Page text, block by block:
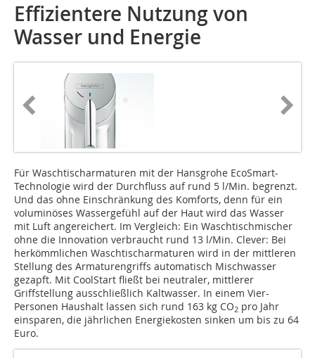
Effizientere Nutzung von
Wasser und Energie
Für Waschtischarmaturen mit der Hansgrohe EcoSmart-
Technologie wird der Durchfluss auf rund 5 l/Min. begrenzt.
Und das ohne Einschränkung des Komforts, denn für ein
voluminöses Wassergefühl auf der Haut wird das Wasser
mit Luft angereichert. Im Vergleich: Ein Waschtischmischer
ohne die Innovation verbraucht rund 13 l/Min. Clever: Bei
herkömmlichen Waschtischarmaturen wird in der mittleren
Stellung des Armaturengriffs automatisch Misch­wasser
gezapft. Mit CoolStart fließt bei neutraler, mittlerer
Griffstellung ausschließlich Kaltwasser. In einem Vier-
Personen Haushalt lassen sich rund 163 kg CO2 pro Jahr
einsparen, die jährlichen Energiekosten sinken um bis zu 64
Euro.